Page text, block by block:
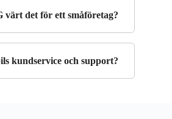
värt det för ett småföretag?
kundservice och support?